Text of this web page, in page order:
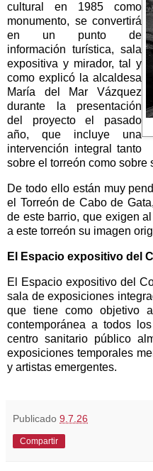
cultural en 1985 como
monumento, se convertirá
en un punto de
información turística, sala
expositiva y mirador, tal y
como explicó la alcaldesa
María del Mar Vázquez
durante la presentación
del proyecto el pasado
año, que incluye una
intervención integral tanto
sobre el torreón como sobre
De todo ello están muy
el Torreón de Cabo de
de este barrio, que exigen
a este torreón su imagen
El Espacio expositivo del
El Espacio expositivo del
sala de exposiciones
que tiene como objetivo
contemporánea a todos
centro sanitario público
exposiciones temporales
y artistas emergentes.
Publicado 9.7.26
Compartir